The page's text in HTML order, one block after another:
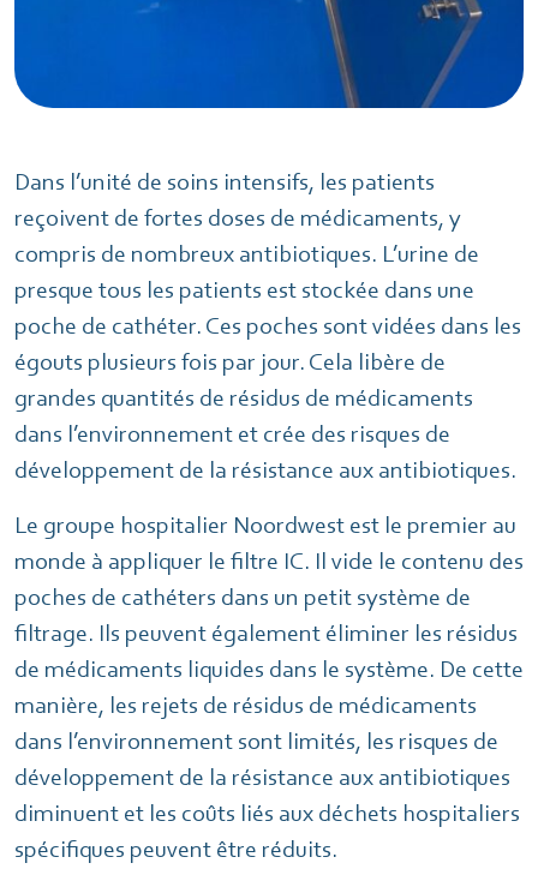
Dans l’unité de soins intensifs, les patients
reçoivent de fortes doses de médicaments, y
compris de nombreux antibiotiques. L’urine de
presque tous les patients est stockée dans une
poche de cathéter. Ces poches sont vidées dans les
égouts plusieurs fois par jour. Cela libère de
grandes quantités de résidus de médicaments
dans l’environnement et crée des risques de
développement de la résistance aux antibiotiques.
Le groupe hospitalier Noordwest est le premier au
monde à appliquer le filtre IC. Il vide le contenu des
poches de cathéters dans un petit système de
filtrage. Ils peuvent également éliminer les résidus
de médicaments liquides dans le système. De cette
manière, les rejets de résidus de médicaments
dans l’environnement sont limités, les risques de
développement de la résistance aux antibiotiques
diminuent et les coûts liés aux déchets hospitaliers
spécifiques peuvent être réduits.